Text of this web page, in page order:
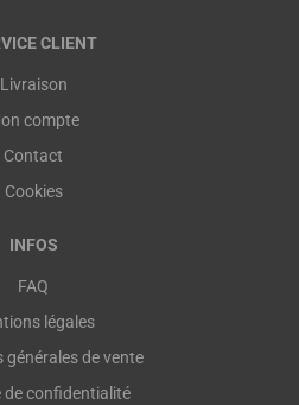
CLIENT
Livraison
compte
Contact
Cookies
INFOS
FAQ
légales
générales de vente
de confidentialité